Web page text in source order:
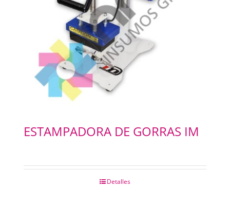
ESTAMPADORA DE GORRAS IM
Detalles